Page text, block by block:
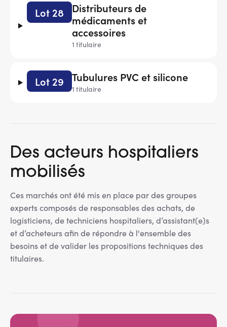
Lot 28
Distributeurs de
médicaments et
accessoires
1 titulaire
Lot 29 Tubulures PVC et silicone
1 titulaire
Des acteurs hospitaliers
mobilisés
Ces marchés ont été mis en place par des groupes
experts composés de responsables des achats, de
logisticiens, de techniciens hospitaliers, d’assistant(e)s
et d’acheteurs afin de répondre à l'ensemble des
besoins et de valider les propositions techniques des
titulaires.